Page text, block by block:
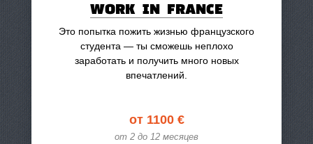
WORK IN FRANCE
Это попытка пожить жизнью французского
студента — ты сможешь неплохо
заработать и получить много новых
впечатлений.
от 1100 €
от 2 до 12 месяцев